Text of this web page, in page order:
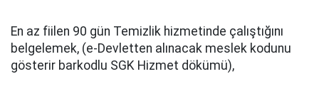
En az fiilen 90 gün Temizlik hizmetinde çalıştığını
belgelemek, (e-Devletten alınacak meslek kodunu
gösterir barkodlu SGK Hizmet dökümü),